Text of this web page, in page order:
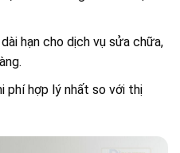
hạn cho dịch vụ sửa chữa,
phí hợp lý nhất so với thị